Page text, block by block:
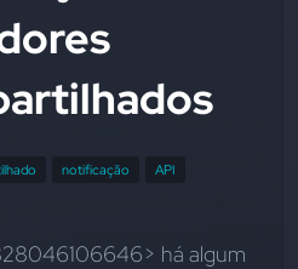
notificação
API
há algum